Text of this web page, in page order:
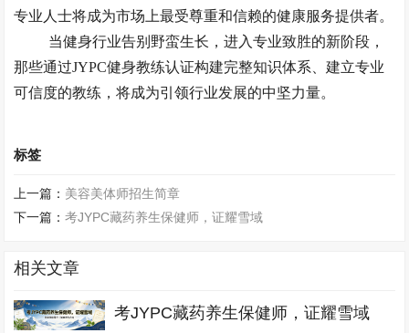
专业人士将成为市场上最受尊重和信赖的健康服务提供者。
当健身行业告别野蛮生长，进入专业致胜的新阶段，
那些通过JYPC健身教练认证构建完整知识体系、建立专业
可信度的教练，将成为引领行业发展的中坚力量。
标签
上一篇： 美容美体师招生简章
下一篇：考JYPC藏药养生保健师，证耀雪域
相关文章
考JYPC藏药养生保健师，证耀雪域